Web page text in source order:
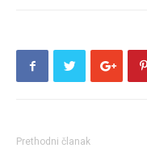
Prethodni članak